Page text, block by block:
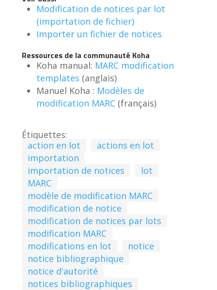
Modification de notices par lot
(importation de fichier)
Importer un fichier de notices
Ressources de la communauté Koha
Koha manual: MARC modification
templates (anglais)
Manuel Koha : Modèles de
modification MARC(français)
Étiquettes:
action en lot
actions en lot
importation
importation de notices
lot
MARC
modèle de modification MARC
modification de notice
modification de notices par lots
modification MARC
modifications en lot
notice
notice bibliographique
notice d'autorité
notices bibliographiques